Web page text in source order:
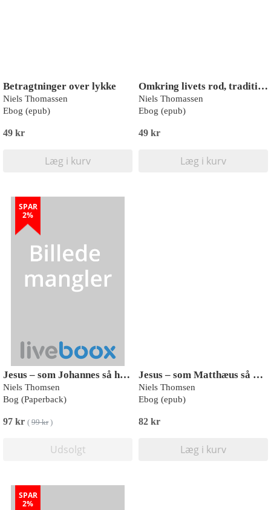
Betragtninger over lykke
Niels Thomassen
Ebog (epub)
49 kr
Læg i kurv
Omkring livets rod, tradition og livsglæde
Niels Thomassen
Ebog (epub)
49 kr
Læg i kurv
SPAR
2%
Jesus – som Johannes så ham
Niels Thomsen
Bog (Paperback)
97 kr ( 99 kr)
Udsolgt
Jesus – som Matthæus så ham
Niels Thomsen
Ebog (epub)
82 kr
Læg i kurv
SPAR
2%